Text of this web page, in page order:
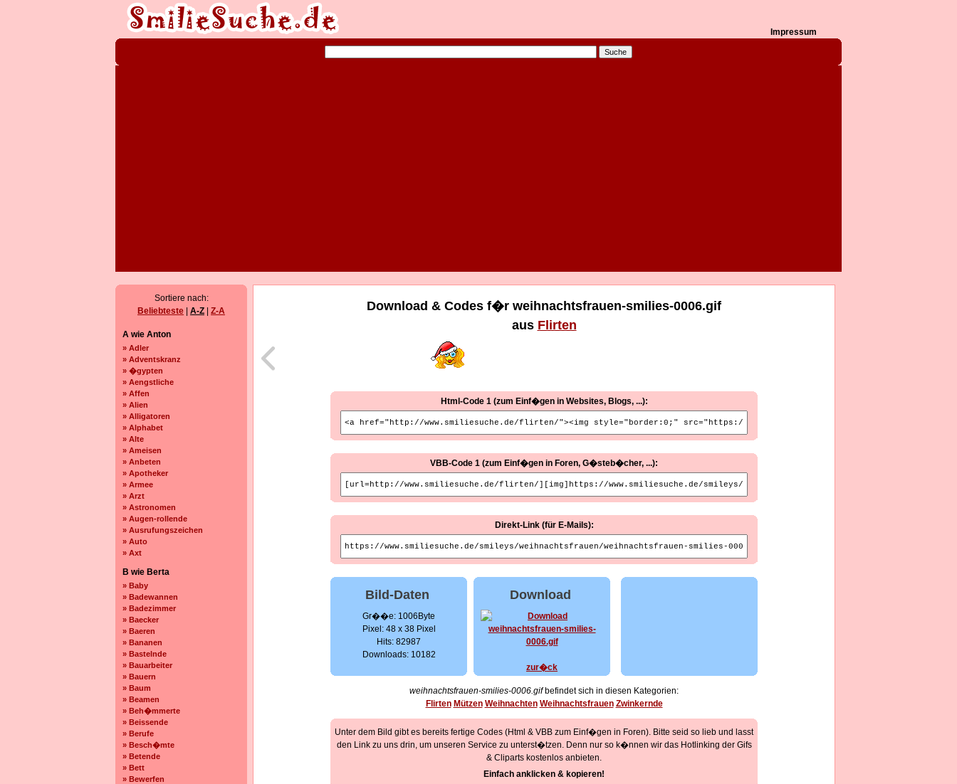
Impressum
Sortiere nach:
Beliebteste
A-Z Z-A
A wie Anton
» Adler
» Adventskranz
» �gypten
» Aengstliche
» Affen
» Alien
» Alligatoren
» Alphabet
» Alte
» Ameisen
» Anbeten
» Apotheker
» Armee
» Arzt
» Astronomen
» Augen-rollende
» Ausrufungszeichen
» Auto
» Axt
B wie Berta
» Baby
» Badewannen
» Badezimmer
» Baecker
» Baeren
» Bananen
» Bastelnde
» Bauarbeiter
» Bauern
» Baum
» Beamen
» Beh�mmerte
» Beissende
» Berufe
» Besch�mte
» Betende
» Bett
» Bewerfen
Download & Codes f�r weihnachtsfrauen-smilies-0006.gif
aus Flirten
Html-Code 1 (zum Einf�gen in Websites, Blogs, ...):
VBB-Code 1 (zum Einf�gen in Foren, G�steb�cher, ...):
Direkt-Link (für E-Mails):
Bild-Daten
Gr��e: 1006Byte
Pixel: 48 x 38 Pixel
Hits: 82987
Downloads: 10182
Download
zur�ck
weihnachtsfrauen-smilies-0006.gifbefindet sich in diesen Kategorien:
Flirten Mützen Weihnachten Weihnachtsfrauen Zwinkernde
Unter dem Bild gibt es bereits fertige Codes (Html & VBB zum Einf�gen in Foren). Bitte seid so lieb und lasst
den Link zu uns drin, um unseren Service zu unterst�tzen. Denn nur so k�nnen wir das Hotlinking der Gifs
& Cliparts kostenlos anbieten.
Einfach anklicken & kopieren!